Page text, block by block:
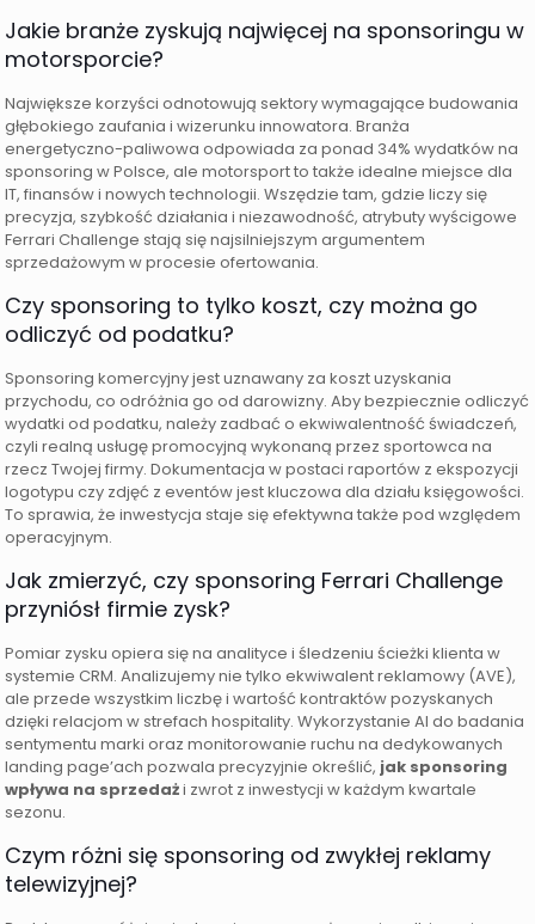
Jakie branże zyskują najwięcej na sponsoringu w
motorsporcie?
Największe korzyści odnotowują sektory wymagające budowania
głębokiego zaufania i wizerunku innowatora. Branża
energetyczno-paliwowa odpowiada za ponad 34% wydatków na
sponsoring w Polsce, ale motorsport to także idealne miejsce dla
IT, finansów i nowych technologii. Wszędzie tam, gdzie liczy się
precyzja, szybkość działania i niezawodność, atrybuty wyścigowe
Ferrari Challenge stają się najsilniejszym argumentem
sprzedażowym w procesie ofertowania.
Czy sponsoring to tylko koszt, czy można go
odliczyć od podatku?
Sponsoring komercyjny jest uznawany za koszt uzyskania
przychodu, co odróżnia go od darowizny. Aby bezpiecznie odliczyć
wydatki od podatku, należy zadbać o ekwiwalentność świadczeń,
czyli realną usługę promocyjną wykonaną przez sportowca na
rzecz Twojej firmy. Dokumentacja w postaci raportów z ekspozycji
logotypu czy zdjęć z eventów jest kluczowa dla działu księgowości.
To sprawia, że inwestycja staje się efektywna także pod względem
operacyjnym.
Jak zmierzyć, czy sponsoring Ferrari Challenge
przyniósł firmie zysk?
Pomiar zysku opiera się na analityce i śledzeniu ścieżki klienta w
systemie CRM. Analizujemy nie tylko ekwiwalent reklamowy (AVE),
ale przede wszystkim liczbę i wartość kontraktów pozyskanych
dzięki relacjom w strefach hospitality. Wykorzystanie AI do badania
sentymentu marki oraz monitorowanie ruchu na dedykowanych
landing page’ach pozwala precyzyjnie określić, jak sponsoring
wpływa na sprzedażi zwrot z inwestycji w każdym kwartale
sezonu.
Czym różni się sponsoring od zwykłej reklamy
telewizyjnej?